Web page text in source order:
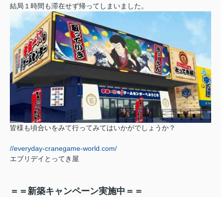
結局１時間も滞在せず帰ってしまいました。
皆様も頃合いをみて行ってみてはいかがでしょうか？
//everyday-cranegame-world.com/
エブリデイとってき屋
＝＝新築キャンペーン実施中＝＝